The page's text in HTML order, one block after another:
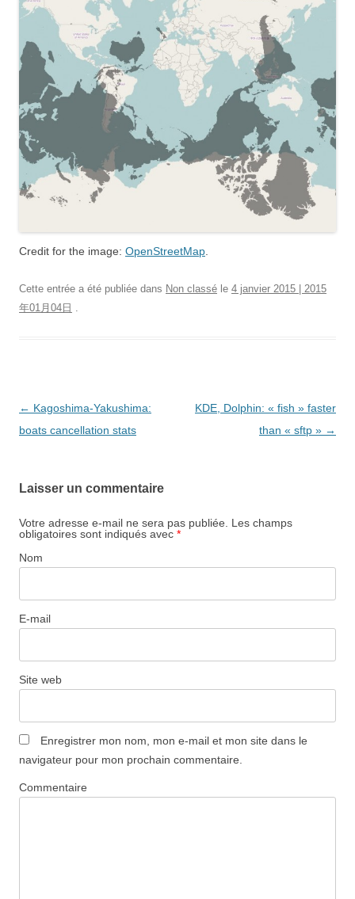
Credit for the image: OpenStreetMap
Cette entrée a été publiée dans Non classé le 4 janvier 2015 | 2015
年01月04日
Navigation
des
← Kagoshima-Yakushima:
boats cancellation stats
KDE, Dolphin: « fish » faster
than « sftp » →
Laisser un commentaire
Votre adresse e-mail ne sera pas publiée.
Les champs
obligatoires sont indiqués avec *
Nom
E-mail
Site web
Enregistrer mon nom, mon e-mail et mon site dans le
navigateur pour mon prochain commentaire.
Commentaire